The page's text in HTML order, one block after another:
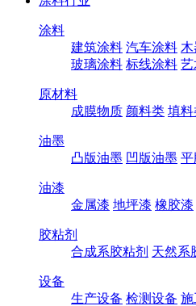
涂料
建筑涂料 汽车涂料
玻璃涂料 标线涂料 艺
原材料
成膜物质 颜料类 填料
油墨
凸版油墨 凹版油墨 平
油漆
金属漆 地坪漆 橡胶漆
胶粘剂
合成系胶粘剂 天然系
设备
生产设备 检测设备 施